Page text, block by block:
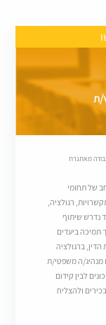
ת
מאתגרת
של תחומי
רגולציה,
נדרש שיתוף
תמיכה ביעדים
ברגולציה
מנהיג/ה משפטי/ת
לבין קידום
ולהצליח